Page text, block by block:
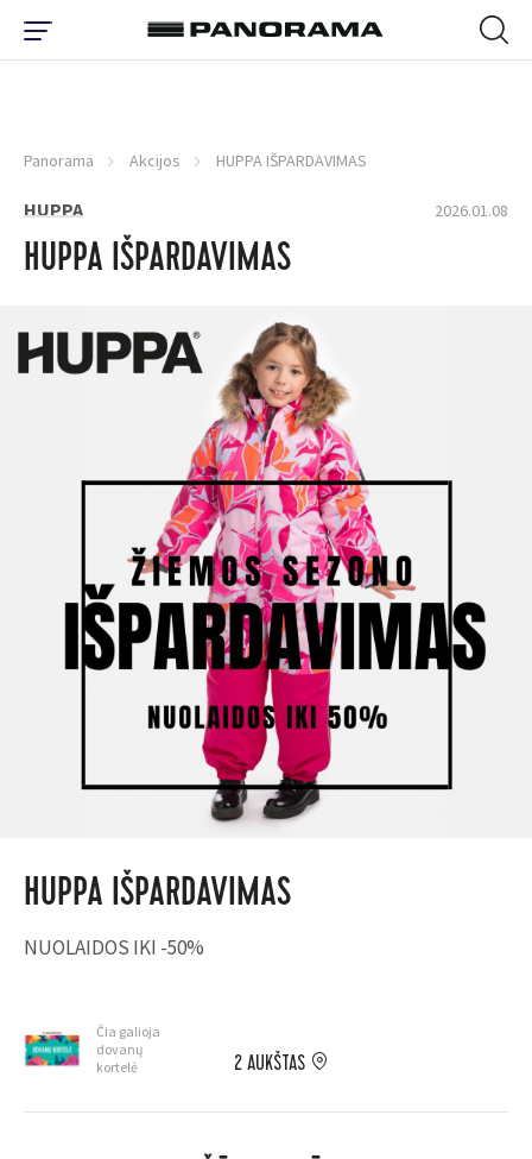
Panorama Akcijos HUPPA IŠPARDAVIMAS
HUPPA 2026.01.08
HUPPA IŠPARDAVIMAS
HUPPA IŠPARDAVIMAS
NUOLAIDOS IKI -50%
Čia galioja
dovanų
kortelė
2 AUKŠTAS